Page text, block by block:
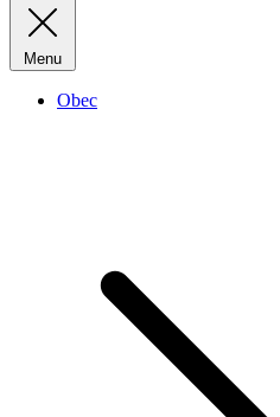
Menu
Obec